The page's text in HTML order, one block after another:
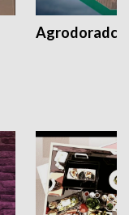
Agrodoradcy